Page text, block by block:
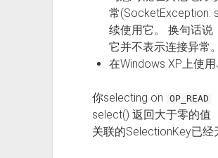
常(SocketException:
续使用它。 换句话说
它并不表示连接异常。
在Windows XP上使
你selecting on OP_READ
select() 返回大于零的值
关联的SelectionKey已经